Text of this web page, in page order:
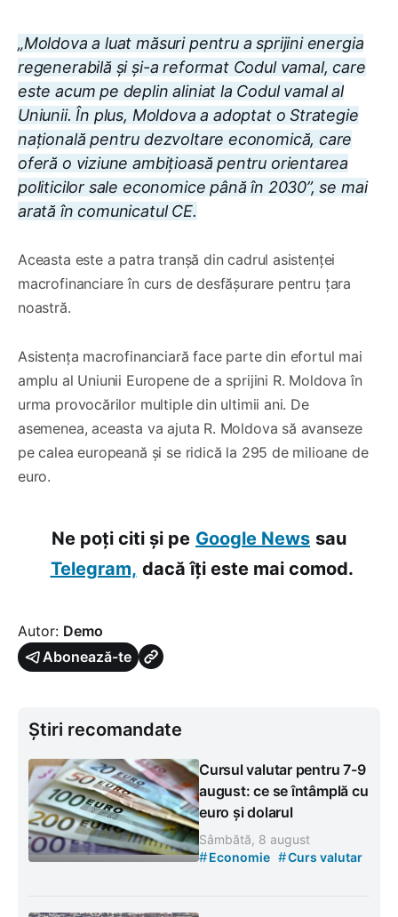
„Moldova a luat măsuri pentru a sprijini energia
regenerabilă și și-a reformat Codul vamal, care
este acum pe deplin aliniat la Codul vamal al
Uniunii. În plus, Moldova a adoptat o Strategie
națională pentru dezvoltare economică, care
oferă o viziune ambițioasă pentru orientarea
politicilor sale economice până în 2030”, se mai
arată în comunicatul CE.
Aceasta este a patra tranșă din cadrul asistenței
macrofinanciare în curs de desfășurare pentru țara
noastră.
Asistența macrofinanciară face parte din efortul mai
amplu al Uniunii Europene de a sprijini R. Moldova în
urma provocărilor multiple din ultimii ani. De
asemenea, aceasta va ajuta R. Moldova să avanseze
pe calea europeană și se ridică la 295 de milioane de
euro.
Ne poți citi și pe Google News sau
Telegram, dacă îți este mai comod.
Autor: Demo
Abonează-te
Știri recomandate
Cursul valutar pentru 7-9
august: ce se întâmplă cu
euro și dolarul
Sâmbătă, 8 august
#Economie #Curs valutar